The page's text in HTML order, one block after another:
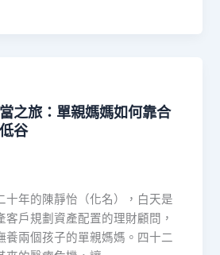
之旅：單親媽媽如何靠合
谷
十年的陳靜怡（化名），白天是
客戶規劃資產配置的理財顧問，
養兩個孩子的單親媽媽。四十二